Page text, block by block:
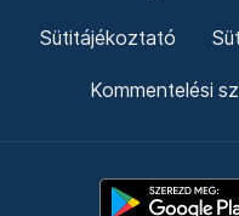
Sütitájékoztató
Kommentelési